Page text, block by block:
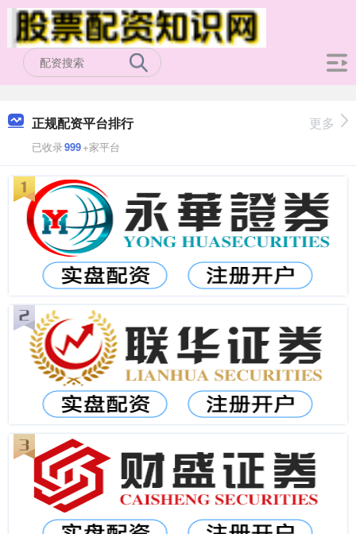
正规配资平台排行
已收录999+家平台
更多